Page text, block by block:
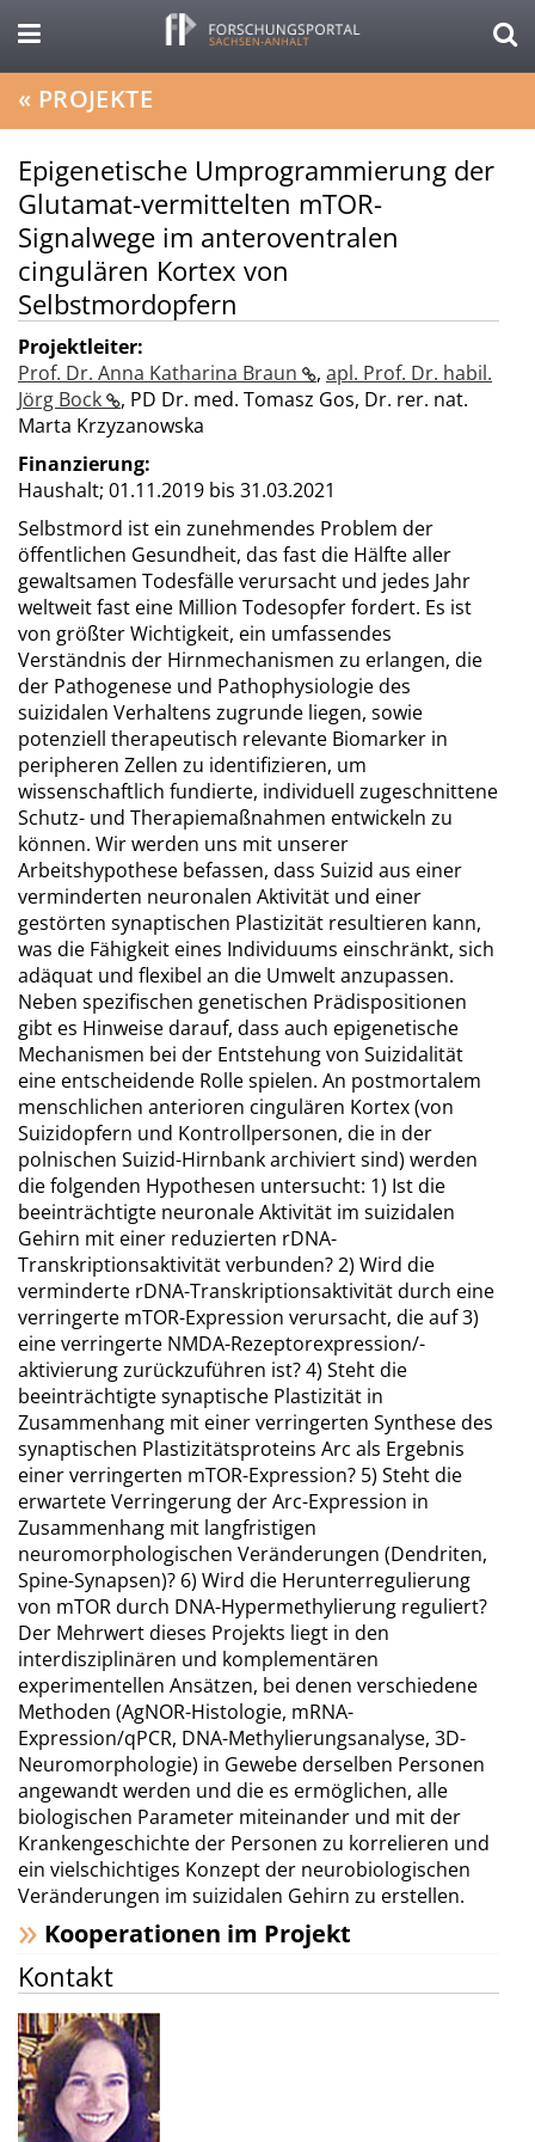
« PROJEKTE
Epigenetische Umprogrammierung der
Glutamat-vermittelten mTOR-
Signalwege im anteroventralen
cingulären Kortex von
Selbstmordopfern
Projektleiter:
Prof. Dr. Anna Katharina Braun
, apl. Prof. Dr. habil.
Jörg Bock
, PD Dr. med. Tomasz Gos, Dr. rer. nat.
Marta Krzyzanowska
Finanzierung:
Haushalt; 01.11.2019 bis 31.03.2021
Selbstmord ist ein zunehmendes Problem der
öffentlichen Gesundheit, das fast die Hälfte aller
gewaltsamen Todesfälle verursacht und jedes Jahr
weltweit fast eine Million Todesopfer fordert. Es ist
von größter Wichtigkeit, ein umfassendes
Verständnis der Hirnmechanismen zu erlangen, die
der Pathogenese und Pathophysiologie des
suizidalen Verhaltens zugrunde liegen, sowie
potenziell therapeutisch relevante Biomarker in
peripheren Zellen zu identifizieren, um
wissenschaftlich fundierte, individuell zugeschnittene
Schutz- und Therapiemaßnahmen entwickeln zu
können. Wir werden uns mit unserer
Arbeitshypothese befassen, dass Suizid aus einer
verminderten neuronalen Aktivität und einer
gestörten synaptischen Plastizität resultieren kann,
was die Fähigkeit eines Individuums einschränkt, sich
adäquat und flexibel an die Umwelt anzupassen.
Neben spezifischen genetischen Prädispositionen
gibt es Hinweise darauf, dass auch epigenetische
Mechanismen bei der Entstehung von Suizidalität
eine entscheidende Rolle spielen. An postmortalem
menschlichen anterioren cingulären Kortex (von
Suizidopfern und Kontrollpersonen, die in der
polnischen Suizid-Hirnbank archiviert sind) werden
die folgenden Hypothesen untersucht: 1) Ist die
beeinträchtigte neuronale Aktivität im suizidalen
Gehirn mit einer reduzierten rDNA-
Transkriptionsaktivität verbunden? 2) Wird die
verminderte rDNA-Transkriptionsaktivität durch eine
verringerte mTOR-Expression verursacht, die auf 3)
eine verringerte NMDA-Rezeptorexpression/-
aktivierung zurückzuführen ist? 4) Steht die
beeinträchtigte synaptische Plastizität in
Zusammenhang mit einer verringerten Synthese des
synaptischen Plastizitätsproteins Arc als Ergebnis
einer verringerten mTOR-Expression? 5) Steht die
erwartete Verringerung der Arc-Expression in
Zusammenhang mit langfristigen
neuromorphologischen Veränderungen (Dendriten,
Spine-Synapsen)? 6) Wird die Herunterregulierung
von mTOR durch DNA-Hypermethylierung reguliert?
Der Mehrwert dieses Projekts liegt in den
interdisziplinären und komplementären
experimentellen Ansätzen, bei denen verschiedene
Methoden (AgNOR-Histologie, mRNA-
Expression/qPCR, DNA-Methylierungsanalyse, 3D-
Neuromorphologie) in Gewebe derselben Personen
angewandt werden und die es ermöglichen, alle
biologischen Parameter miteinander und mit der
Krankengeschichte der Personen zu korrelieren und
ein vielschichtiges Konzept der neurobiologischen
Veränderungen im suizidalen Gehirn zu erstellen.
Kooperationen im Projekt
Kontakt